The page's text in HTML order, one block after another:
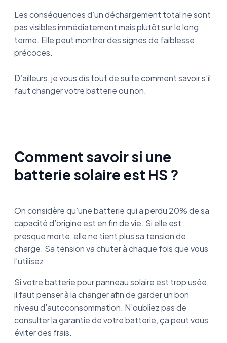
Les conséquences d’un déchargement total ne sont
pas visibles immédiatement mais plutôt sur le long
terme. Elle peut montrer des signes de faiblesse
précoces.
D’ailleurs, je vous dis tout de suite comment savoir s’il
faut changer votre batterie ou non.
Comment savoir si une
batterie solaire est HS ?
On considère qu’une batterie qui a perdu 20% de sa
capacité d’origine est en fin de vie. Si elle est
presque morte, elle ne tient plus sa tension de
charge. Sa tension va chuter à chaque fois que vous
l’utilisez.
Si votre batterie pour panneau solaire est trop usée,
il faut penser à la changer afin de garder un bon
niveau d’autoconsommation. N’oubliez pas de
consulter la garantie de votre batterie, ça peut vous
éviter des frais.